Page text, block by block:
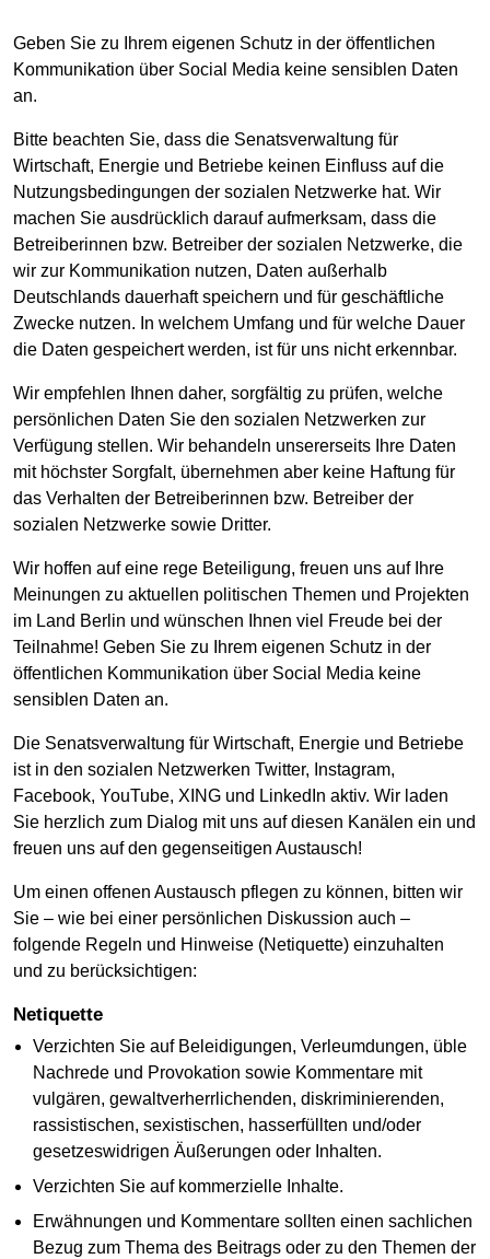
Geben Sie zu Ihrem eigenen Schutz in der öffentlichen
Kommunikation über Social Media keine sensiblen Daten
an.
Bitte beachten Sie, dass die Senatsverwaltung für
Wirtschaft, Energie und Betriebe keinen Einfluss auf die
Nutzungsbedingungen der sozialen Netzwerke hat. Wir
machen Sie ausdrücklich darauf aufmerksam, dass die
Betreiberinnen bzw. Betreiber der sozialen Netzwerke, die
wir zur Kommunikation nutzen, Daten außerhalb
Deutschlands dauerhaft speichern und für geschäftliche
Zwecke nutzen. In welchem Umfang und für welche Dauer
die Daten gespeichert werden, ist für uns nicht erkennbar.
Wir empfehlen Ihnen daher, sorgfältig zu prüfen, welche
persönlichen Daten Sie den sozialen Netzwerken zur
Verfügung stellen. Wir behandeln unsererseits Ihre Daten
mit höchster Sorgfalt, übernehmen aber keine Haftung für
das Verhalten der Betreiberinnen bzw. Betreiber der
sozialen Netzwerke sowie Dritter.
Wir hoffen auf eine rege Beteiligung, freuen uns auf Ihre
Meinungen zu aktuellen politischen Themen und Projekten
im Land Berlin und wünschen Ihnen viel Freude bei der
Teilnahme! Geben Sie zu Ihrem eigenen Schutz in der
öffentlichen Kommunikation über Social Media keine
sensiblen Daten an.
Die Senatsverwaltung für Wirtschaft, Energie und Betriebe
ist in den sozialen Netzwerken Twitter, Instagram,
Facebook, YouTube, XING und LinkedIn aktiv. Wir laden
Sie herzlich zum Dialog mit uns auf diesen Kanälen ein und
freuen uns auf den gegenseitigen Austausch!
Um einen offenen Austausch pflegen zu können, bitten wir
Sie – wie bei einer persönlichen Diskussion auch –
folgende Regeln und Hinweise (Netiquette) einzuhalten
und zu berücksichtigen:
Netiquette
Verzichten Sie auf Beleidigungen, Verleumdungen, üble
Nachrede und Provokation sowie Kommentare mit
vulgären, gewaltverherrlichenden, diskriminierenden,
rassistischen, sexistischen, hasserfüllten und/oder
gesetzeswidrigen Äußerungen oder Inhalten.
Verzichten Sie auf kommerzielle Inhalte.
Erwähnungen und Kommentare sollten einen sachlichen
Bezug zum Thema des Beitrags oder zu den Themen der